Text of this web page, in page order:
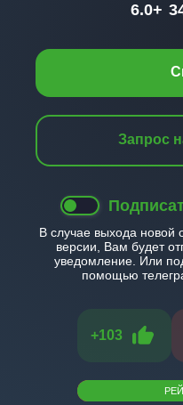
Запрос
В случае выхода новой
версии, Вам будет
уведомление. Или
помощью
+103
6.0+